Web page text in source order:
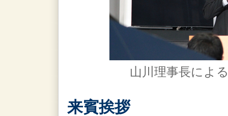
山川理事長によ
来賓挨拶